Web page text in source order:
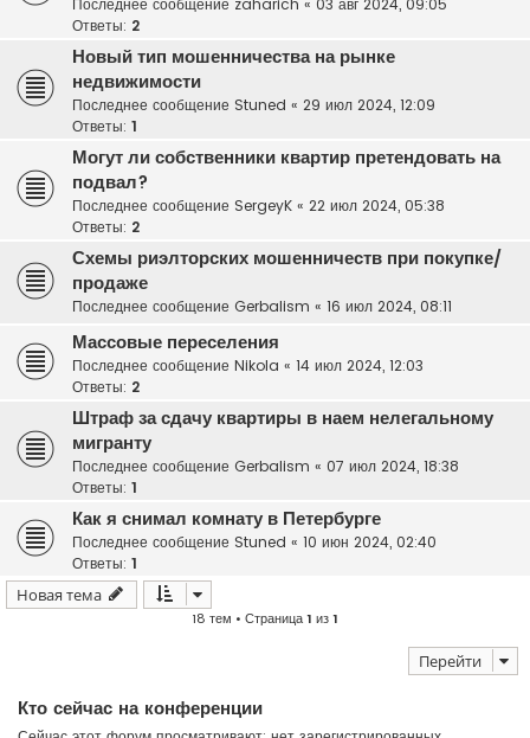
Последнее сообщение zaharich « 03 авг 2024, 09:05
Ответы: 2
Новый тип мошенничества на рынке
недвижимости
Последнее сообщение Stuned « 29 июл 2024, 12:09
Ответы: 1
Могут ли собственники квартир претендовать на
подвал?
Последнее сообщение SergeyK « 22 июл 2024, 05:38
Ответы: 2
Схемы риэлторских мошенничеств при покупке/
продаже
Последнее сообщение Gerbalism « 16 июл 2024, 08:11
Массовые переселения
Последнее сообщение Nikola « 14 июл 2024, 12:03
Ответы: 2
Штраф за сдачу квартиры в наем нелегальному
мигранту
Последнее сообщение Gerbalism « 07 июл 2024, 18:38
Ответы: 1
Как я снимал комнату в Петербурге
Последнее сообщение Stuned « 10 июн 2024, 02:40
Ответы: 1
Новая тема
18 тем • Страница1 из1
Перейти
Кто сейчас на конференции